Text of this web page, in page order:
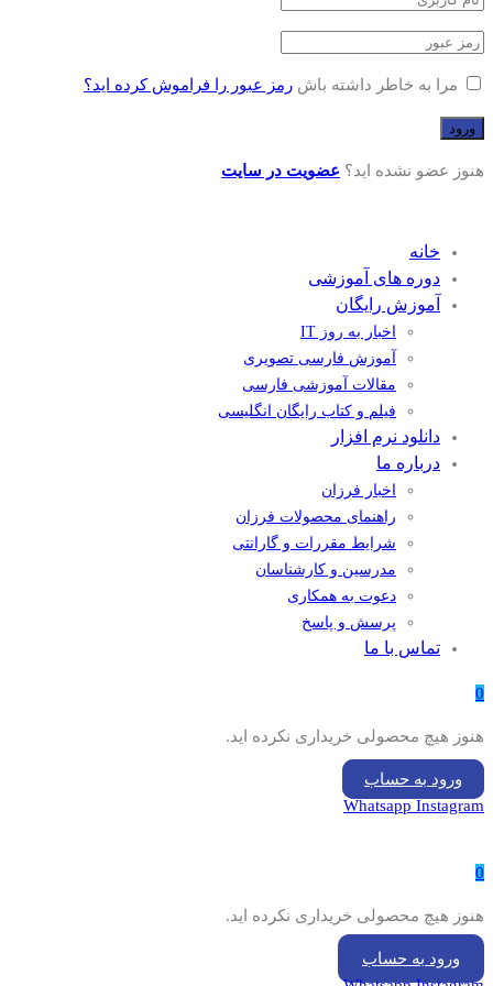
مرا به خاطر داشته باش رمز عبور را فراموش کرده اید؟
هنوز عضو نشده اید؟ عضویت در سایت
خانه
دوره های آموزشی
آموزش رایگان
اخبار به روز IT
آموزش فارسی تصویری
مقالات آموزشی فارسی
فیلم و کتاب رایگان انگلیسی
دانلود نرم افزار
درباره ما
اخبار فرزان
راهنمای محصولات فرزان
شرایط مقررات و گارانتی
مدرسین و کارشناسان
دعوت به همکاری
پرسش و پاسخ
تماس با ما
0
هنوز هیچ محصولی خریداری نکرده اید.
ورود به حساب
Whatsapp Instagram
0
هنوز هیچ محصولی خریداری نکرده اید.
ورود به حساب